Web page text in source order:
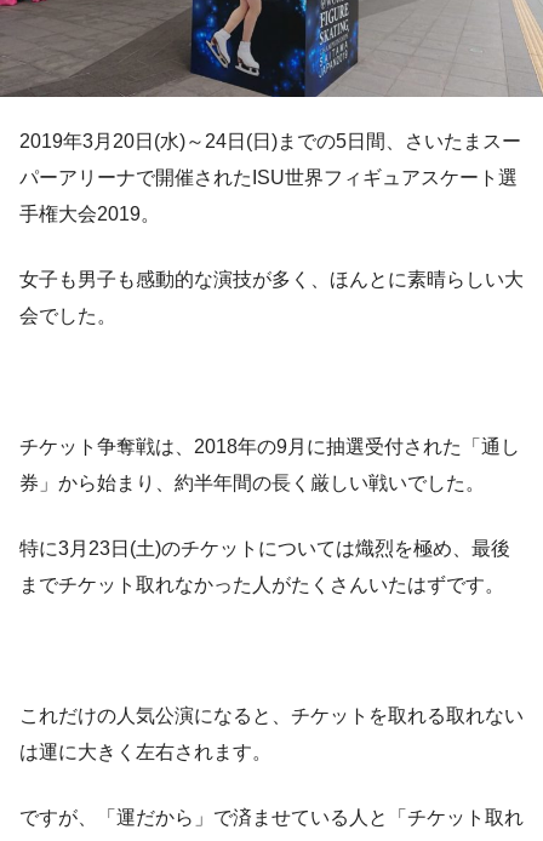
2019年3月20日(水)～24日(日)までの5日間、さいたまスー
パーアリーナで開催されたISU世界フィギュアスケート選
手権大会2019。
女子も男子も感動的な演技が多く、ほんとに素晴らしい大
会でした。
チケット争奪戦は、2018年の9月に抽選受付された「通し
券」から始まり、約半年間の長く厳しい戦いでした。
特に3月23日(土)のチケットについては熾烈を極め、最後
までチケット取れなかった人がたくさんいたはずです。
これだけの人気公演になると、チケットを取れる取れない
は運に大きく左右されます。
ですが、「運だから」で済ませている人と「チケット取れ